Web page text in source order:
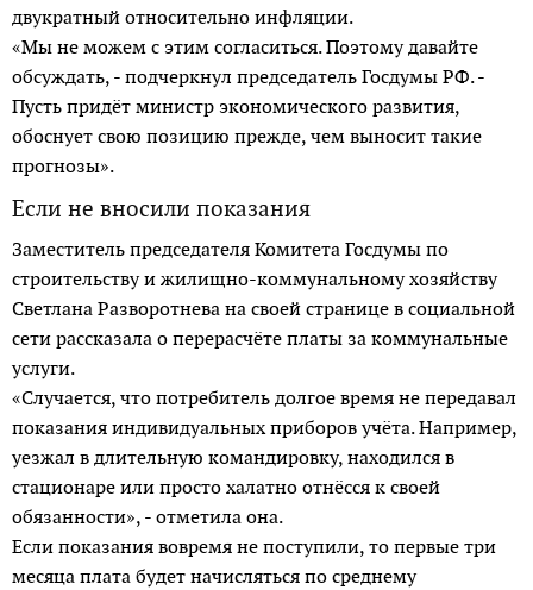
двукратный относительно инфляции.
«Мы не можем с этим согласиться. Поэтому давайте
обсуждать, - подчеркнул председатель Госдумы РФ. -
Пусть придёт министр экономического развития,
обоснует свою позицию прежде, чем выносит такие
прогнозы».
Если не вносили показания
Заместитель председателя Комитета Госдумы по
строительству и жилищно-коммунальному хозяйству
Светлана Разворотнева на своей странице в социальной
сети рассказала о перерасчёте платы за коммунальные
услуги.
«Случается, что потребитель долгое время не передавал
показания индивидуальных приборов учёта. Например,
уезжал в длительную командировку, находился в
стационаре или просто халатно отнёсся к своей
обязанности», - отметила она.
Если показания вовремя не поступили, то первые три
месяца плата будет начисляться по среднему